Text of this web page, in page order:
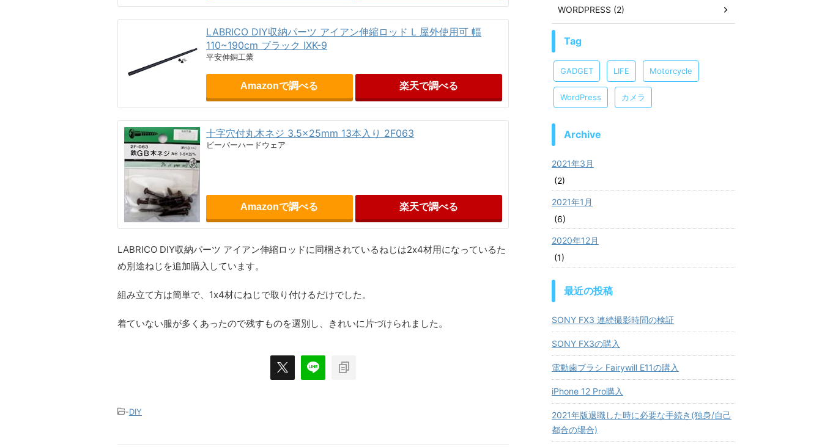
LABRICO DIY収納パーツ アイアン伸縮ロッド L 屋外使用可 幅
110~190cm ブラック IXK-9
平安伸銅工業
Amazonで調べる 楽天で調べる
十字穴付丸木ネジ 3.5×25mm 13本入り 2F063
ビーバーハードウェア
Amazonで調べる 楽天で調べる
LABRICO DIY収納パーツ アイアン伸縮ロッドに同梱されているねじは2x4材用になっているた
め別途ねじを追加購入しています。
組み立て方は簡単で、1x4材にねじで取り付けるだけでした。
着ていない服が多くあったので残すものを選別し、きれいに片づけられました。
-DIY
WORDPRESS (2)
Tag
GADGET LIFE Motorcycle
WordPress カメラ
Archive
2021年3月
(2)
2021年1月
(6)
2020年12月
(1)
最近の投稿
SONY FX3 連続撮影時間の検証
SONY FX3の購入
電動歯ブラシ Fairywill E11の購入
iPhone 12 Pro購入
2021年版退職した時に必要な手続き(独身/自己
都合の場合)